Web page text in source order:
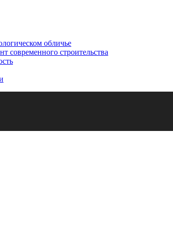
обличье
современного строительства